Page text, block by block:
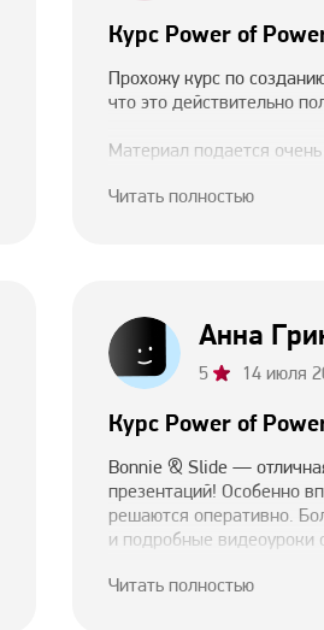
Курс Power of
Прохожу курс по
что это действительно
Материал подается
тонкими нюансами,
Читать полностью
Анна
5 14 июля
Курс Power of
Bonnie & Slide —
презентаций! Особенно
решаются оперативно.
и подробные видеоуроки
форме, что позволяет
Читать полностью